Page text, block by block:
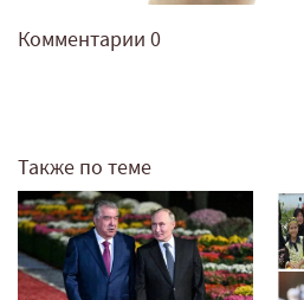
Комментарии 0
Также по теме